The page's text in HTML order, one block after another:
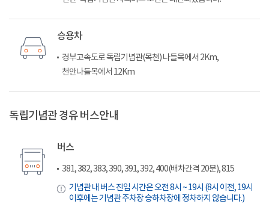
승용차
경부고속도로 독립기념관(목천) 나들목에서 2Km,
천안나들목에서 12Km
독립기념관 경유 버스안내
버스
381, 382, 383, 390, 391, 392, 400(배차간격 20분), 815
기념관 내 버스 진입 시간은 오전 8시 ~ 19시 (8시 이전, 19시
이후에는 기념관 주차장 승하차장에 정차하지 않습니다.)